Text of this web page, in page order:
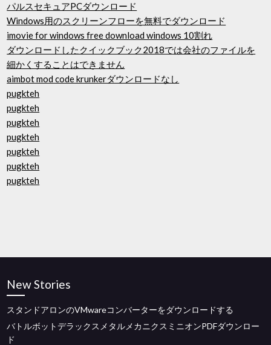
パルスセキュアPCダウンロード
Windows用のスクリーンフローを無料でダウンロード
imovie for windows free download windows 10割れ
ダウンロードしたクイックブック2018では会社のファイルを
細かくすることはできません
aimbot mod code krunkerダウンロードなし
pugkteh
pugkteh
pugkteh
pugkteh
pugkteh
pugkteh
pugkteh
New Stories
スタンドアロンのVMwareコンバーターをダウンロードする
バトルボットデラックスメタルメカニクスミニオンPDFダウンロー
ド